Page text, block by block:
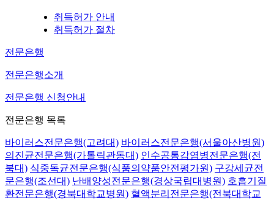
취득허가 안내
취득허가 절차
전문은행
전문은행소개
전문은행 신청안내
전문은행 목록
바이러스전문은행(고려대) 바이러스전문은행(서울아산병원)
의진균전문은행(가톨릭관동대) 인수공통감염병전문은행(전
북대) 식중독균전문은행(식품의약품안전평가원) 구강세균전
문은행(조선대) 난배양성전문은행(경상국립대병원) 호흡기질
환전문은행(경북대학교병원) 혈액분리전문은행(전북대학교